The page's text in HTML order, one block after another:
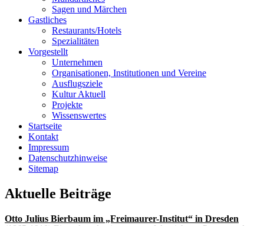
Sagen und Märchen
Gastliches
Restaurants/Hotels
Spezialitäten
Vorgestellt
Unternehmen
Organisationen, Institutionen und Vereine
Ausflugsziele
Kultur Aktuell
Projekte
Wissenswertes
Startseite
Kontakt
Impressum
Datenschutzhinweise
Sitemap
Aktuelle Beiträge
Otto Julius Bierbaum im „Freimaurer-Institut“ in Dresden